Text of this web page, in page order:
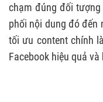
chạm đúng đối tượng
phối nội dung đó đến
tối ưu content chính
Facebook hiệu quả